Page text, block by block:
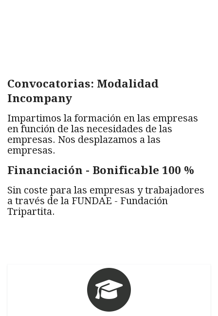
Convocatorias: Modalidad
Incompany
Impartimos la formación en las empresas
en función de las necesidades de las
empresas. Nos desplazamos a las
empresas.
Financiación - Bonificable 100 %
Sin coste para las empresas y trabajadores
a través de la FUNDAE - Fundación
Tripartita.